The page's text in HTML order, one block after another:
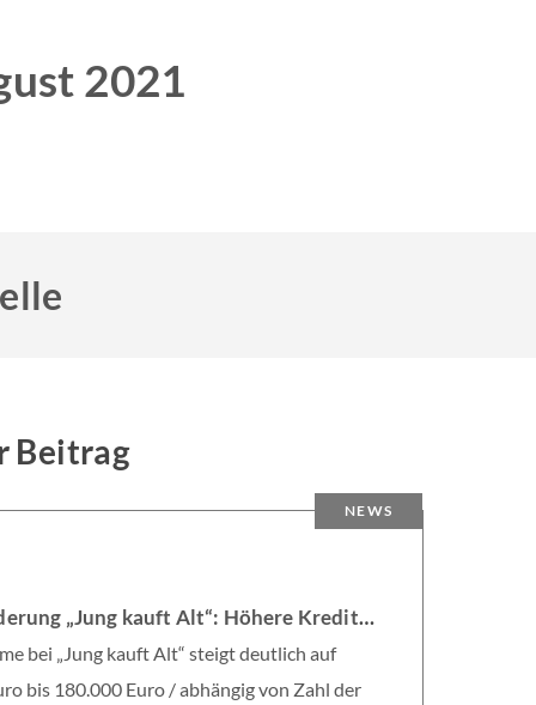
2021
Beitrag
NEWS
KfW-Förderung „Jung kauft Alt“: Höhere Kredite ab August 2026
bei „Jung kauft Alt“ steigt deutlich auf
bis 180.000 Euro / abhängig von Zahl der